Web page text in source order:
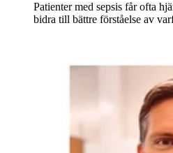
Patienter med sepsis får ofta
bidra till bättre förståelse av